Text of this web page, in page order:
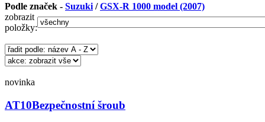
Podle značek - Suzuki /GSX-R 1000 model (2007)
zobrazit
položky:
novinka
AT10Bezpečnostní šroub